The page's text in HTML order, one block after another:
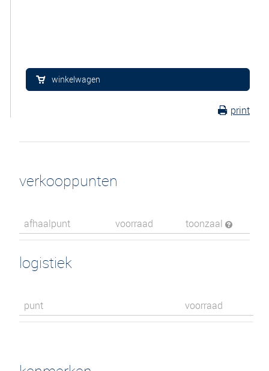
winkelwagen
print
verkooppunten
afhaalpunt voorraad toonzaal
logistiek
punt voorraad